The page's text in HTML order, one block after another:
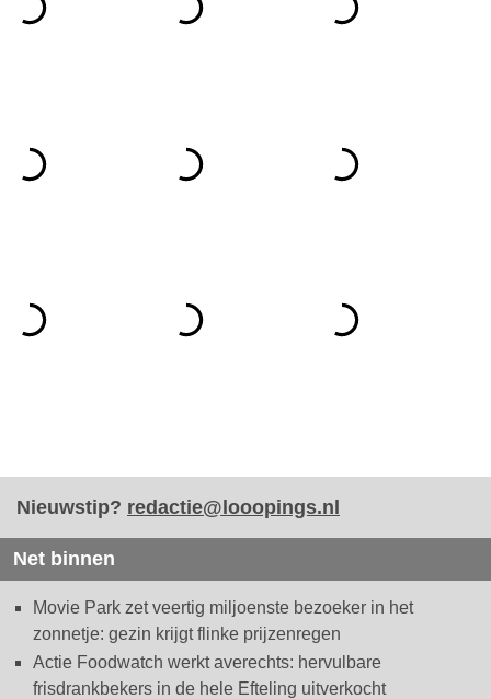
Nieuwstip? redactie@looopings.nl
Net binnen
Movie Park zet veertig miljoenste bezoeker in het
zonnetje: gezin krijgt flinke prijzenregen
Actie Foodwatch werkt averechts: hervulbare
frisdrankbekers in de hele Efteling uitverkocht